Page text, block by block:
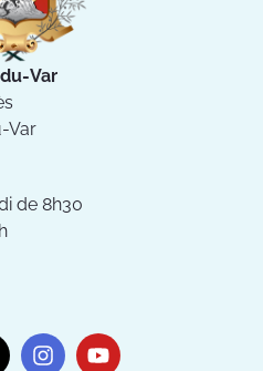
Var
Var
de 8h30